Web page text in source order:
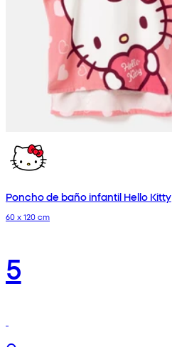
Poncho de baño infantil Hello Kitty
60 x 120 cm
5